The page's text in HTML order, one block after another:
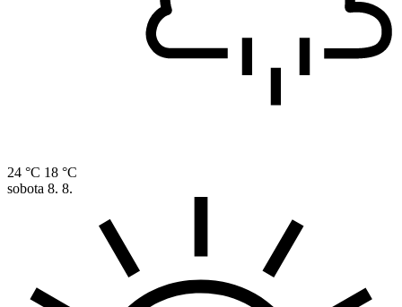
24 °C 18 °C
sobota 8. 8.